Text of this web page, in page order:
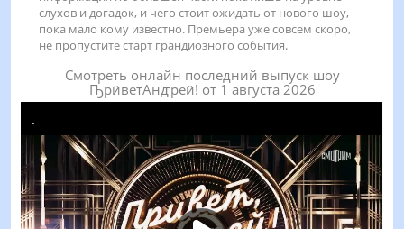
слухов и догадок, и чего стоит ожидать от нового шоу,
пока мало кому известно. Премьера уже совсем скоро,
не пропустите старт грандиозного события.
Смотреть онлайн последний выпуск шоу
ҦрӥветАнꙣреӥ! от 1 августа 2026